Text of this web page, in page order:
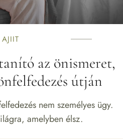
AJIIT
az önismeret,
útján
nem személyes ügy.
amelyben élsz.